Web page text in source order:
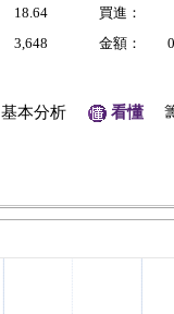
18.64
買進：
3,648 金額：
基本分析 看懂